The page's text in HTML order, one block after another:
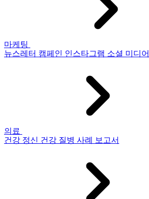
마케팅
뉴스레터 캠페인 인스타그램 소셜 미디어
의료
건강 정신 건강 질병 사례 보고서